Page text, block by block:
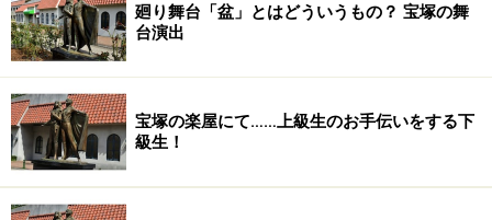
廻り舞台「盆」とはどういうもの？ 宝塚の舞
台演出
宝塚の楽屋にて……上級生のお手伝いをする下
級生！